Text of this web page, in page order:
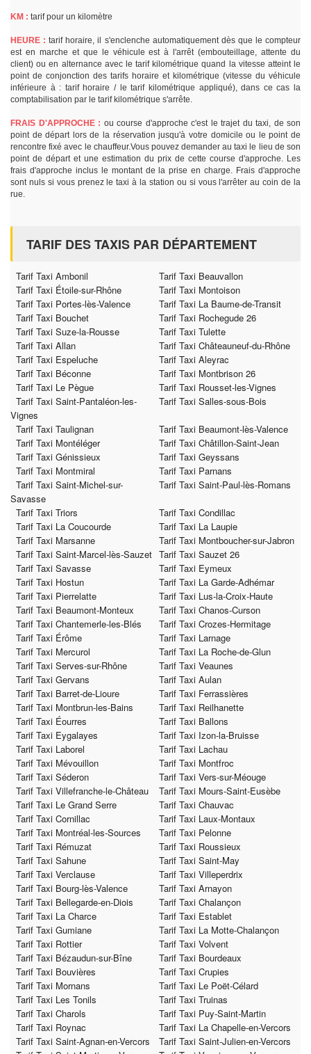
KM : tarif pour un kilomètre
HEURE : tarif horaire, il s'enclenche automatiquement dès que le compteur
est en marche et que le véhicule est à l'arrêt (embouteillage, attente du
client) ou en alternance avec le tarif kilométrique quand la vitesse atteint le
point de conjonction des tarifs horaire et kilométrique (vitesse du véhicule
inférieure à : tarif horaire / le tarif kilométrique appliqué), dans ce cas la
comptabilisation par le tarif kilométrique s'arrête.
FRAIS D'APPROCHE : ou course d'approche c'est le trajet du taxi, de son
point de départ lors de la réservation jusqu'à votre domicile ou le point de
rencontre fixé avec le chauffeur.Vous pouvez demander au taxi le lieu de son
point de départ et une estimation du prix de cette course d'approche. Les
frais d'approche inclus le montant de la prise en charge. Frais d'approche
sont nuls si vous prenez le taxi à la station ou si vous l'arrêter au coin de la
rue.
TARIF DES TAXIS PAR DÉPARTEMENT
Tarif Taxi Ambonil
Tarif Taxi Beauvallon
Tarif Taxi Étoile-sur-Rhône
Tarif Taxi Montoison
Tarif Taxi Portes-lès-Valence
Tarif Taxi La Baume-de-Transit
Tarif Taxi Bouchet
Tarif Taxi Rochegude 26
Tarif Taxi Suze-la-Rousse
Tarif Taxi Tulette
Tarif Taxi Allan
Tarif Taxi Châteauneuf-du-Rhône
Tarif Taxi Espeluche
Tarif Taxi Aleyrac
Tarif Taxi Béconne
Tarif Taxi Montbrison 26
Tarif Taxi Le Pègue
Tarif Taxi Rousset-les-Vignes
Tarif Taxi Saint-Pantaléon-les-
Vignes
Tarif Taxi Salles-sous-Bois
Tarif Taxi Taulignan
Tarif Taxi Beaumont-lès-Valence
Tarif Taxi Montéléger
Tarif Taxi Châtillon-Saint-Jean
Tarif Taxi Génissieux
Tarif Taxi Geyssans
Tarif Taxi Montmiral
Tarif Taxi Parnans
Tarif Taxi Saint-Michel-sur-
Savasse
Tarif Taxi Saint-Paul-lès-Romans
Tarif Taxi Triors
Tarif Taxi Condillac
Tarif Taxi La Coucourde
Tarif Taxi La Laupie
Tarif Taxi Marsanne
Tarif Taxi Montboucher-sur-Jabron
Tarif Taxi Saint-Marcel-lès-Sauzet Tarif Taxi Sauzet 26
Tarif Taxi Savasse
Tarif Taxi Eymeux
Tarif Taxi Hostun
Tarif Taxi La Garde-Adhémar
Tarif Taxi Pierrelatte
Tarif Taxi Lus-la-Croix-Haute
Tarif Taxi Beaumont-Monteux
Tarif Taxi Chanos-Curson
Tarif Taxi Chantemerle-les-Blés
Tarif Taxi Crozes-Hermitage
Tarif Taxi Érôme
Tarif Taxi Larnage
Tarif Taxi Mercurol
Tarif Taxi La Roche-de-Glun
Tarif Taxi Serves-sur-Rhône
Tarif Taxi Veaunes
Tarif Taxi Gervans
Tarif Taxi Aulan
Tarif Taxi Barret-de-Lioure
Tarif Taxi Ferrassières
Tarif Taxi Montbrun-les-Bains
Tarif Taxi Reilhanette
Tarif Taxi Éourres
Tarif Taxi Ballons
Tarif Taxi Eygalayes
Tarif Taxi Izon-la-Bruisse
Tarif Taxi Laborel
Tarif Taxi Lachau
Tarif Taxi Mévouillon
Tarif Taxi Montfroc
Tarif Taxi Séderon
Tarif Taxi Vers-sur-Méouge
Tarif Taxi Villefranche-le-Château
Tarif Taxi Mours-Saint-Eusèbe
Tarif Taxi Le Grand Serre
Tarif Taxi Chauvac
Tarif Taxi Cornillac
Tarif Taxi Laux-Montaux
Tarif Taxi Montréal-les-Sources
Tarif Taxi Pelonne
Tarif Taxi Rémuzat
Tarif Taxi Roussieux
Tarif Taxi Sahune
Tarif Taxi Saint-May
Tarif Taxi Verclause
Tarif Taxi Villeperdrix
Tarif Taxi Bourg-lès-Valence
Tarif Taxi Arnayon
Tarif Taxi Bellegarde-en-Diois
Tarif Taxi Chalançon
Tarif Taxi La Charce
Tarif Taxi Establet
Tarif Taxi Gumiane
Tarif Taxi La Motte-Chalançon
Tarif Taxi Rottier
Tarif Taxi Volvent
Tarif Taxi Bézaudun-sur-Bîne
Tarif Taxi Bourdeaux
Tarif Taxi Bouvières
Tarif Taxi Crupies
Tarif Taxi Mornans
Tarif Taxi Le Poët-Célard
Tarif Taxi Les Tonils
Tarif Taxi Truinas
Tarif Taxi Charols
Tarif Taxi Puy-Saint-Martin
Tarif Taxi Roynac
Tarif Taxi La Chapelle-en-Vercors
Tarif Taxi Saint-Agnan-en-Vercors
Tarif Taxi Saint-Julien-en-Vercors